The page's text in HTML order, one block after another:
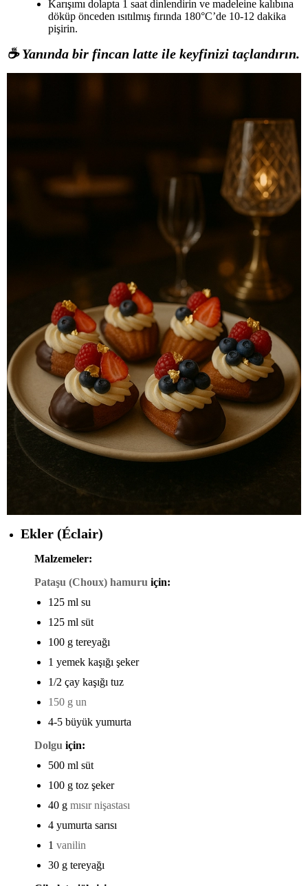
Karışımı dolapta 1 saat dinlendirin ve madeleine kalıbına
döküp önceden ısıtılmış fırında 180°C’de 10-12 dakika
pişirin.
☕Yanında bir fincan latte ile keyfinizi taçlandırın.
Ekler (Éclair)
Malzemeler:
Pataşu (Choux) hamuru için:
125 ml su
125 ml süt
100 g tereyağı
1 yemek kaşığı şeker
1/2 çay kaşığı tuz
150 g un
4-5 büyük yumurta
Dolgu için:
500 ml süt
100 g toz şeker
40 g mısır nişastası
4 yumurta sarısı
1 vanilin
30 g tereyağı